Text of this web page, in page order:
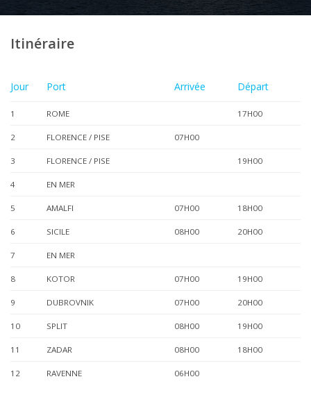
Itinéraire
Jour Port Arrivée Départ
1 ROME 17H00
2 FLORENCE / PISE 07H00
3 FLORENCE / PISE 19H00
4 EN MER
5 AMALFI 07H00 18H00
6 SICILE 08H00 20H00
7 EN MER
8 KOTOR 07H00 19H00
9 DUBROVNIK 07H00 20H00
10 SPLIT 08H00 19H00
11 ZADAR 08H00 18H00
12 RAVENNE 06H00